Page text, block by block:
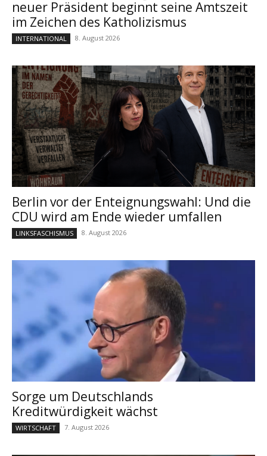
neuer Präsident beginnt seine Amtszeit
im Zeichen des Katholizismus
INTERNATIONAL 8. August 2026
Berlin vor der Enteignungswahl: Und die
CDU wird am Ende wieder umfallen
LINKSFASCHISMUS 8. August 2026
Sorge um Deutschlands
Kreditwürdigkeit wächst
WIRTSCHAFT 7. August 2026